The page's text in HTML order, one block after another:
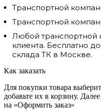
Транспортной
Транспортной
Любой транспортной
клиента. Бесплатно
склада ТК в Москве.
Как заказать
Для покупки товара
добавьте их в корзину.
на «Оформить заказ»